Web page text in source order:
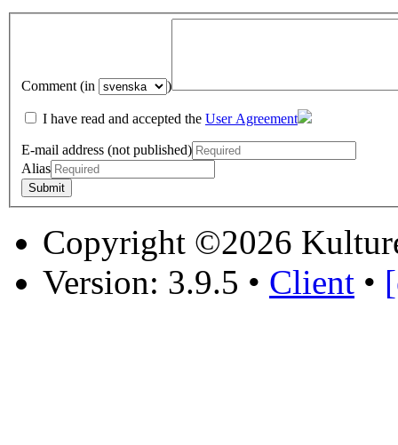
Comment (in )
I have read and accepted the User Agreement
E-mail address (not published)
Alias
Copyright ©2026
Version: 3.9.5 • Client •